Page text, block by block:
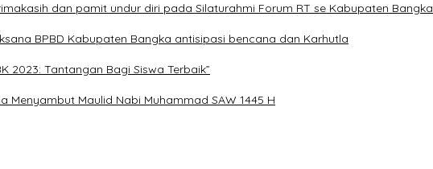
dan pamit undur diri pada Silaturahmi Forum RT se Kabupaten Bangka
BPBD Kabupaten Bangka antisipasi bencana dan Karhutla
2023: Tantangan Bagi Siswa Terbaik”
Maulid Nabi Muhammad SAW 1445 H